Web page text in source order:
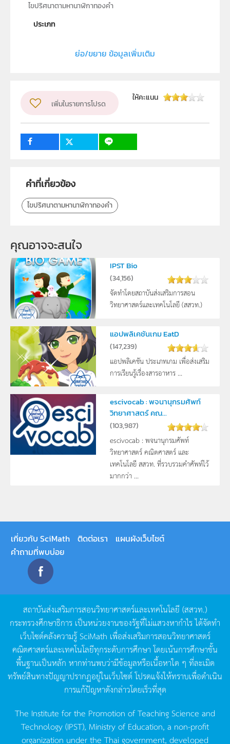
ไขปริศนาตามหานาฬิกาทองคำ
ประเภท
สถาบันส่งเสริมการสอนวิทยาศาสตร์และเทคโนโลยี
วิชา
คณิตศาสตร์
กลุ่มเป้าหมาย
ย่อ/ขยาย ข้อมูลเพิ่มเติม
เพิ่มในรายการโปรด
ให้คะแนน
คำที่เกี่ยวข้อง
ไขปริศนาตามหานาฬิกาทองคำ
คุณอาจจะสนใจ
IPST Bio
(34,156)
จัดทำโดยสถาบันส่งเสริมการสอน
วิทยาศาสตร์และเทคโนโลยี (สสวท.)
แอปพลิเคชันเกม EatD
(147,239)
แอปพลิเคชัน ประเภทเกม เพื่อส่งเสริม
การเรียนรู้เรื่องสารอาหาร ...
escivocab : พจนานุกรมศัพท์
วิทยาศาสตร์ คณ...
(103,987)
escivocab : พจนานุกรมศัพท์
วิทยาศาสตร์ คณิตศาสตร์ และ
เทคโนโลยี สสวท. ที่รวบรวมคำศัพท์ไว้
มากกว่า ...
เกี่ยวกับ SciMath ติดต่อเรา
แผนผังเว็บไซต์
คำถามที่พบบ่อย
สถาบันส่งเสริมการสอนวิทยาศาสตร์และเทคโนโลยี (สสวท.)
กระทรวงศึกษาธิการ เป็นหน่วยงานของรัฐที่ไม่แสวงหากำไรได้จัดทำ
เว็บไซต์คลังความรู้SciMath เพื่อส่งเสริมการสอนวิทยาศาสตร์
คณิตศาสตร์และเทคโนโลยีทุกระดับการศึกษา โดยเน้นการศึกษาขั้น
พื้นฐานเป็นหลัก หากท่านพบว่ามีข้อมูลหรือเนื้อหาใด ๆ ที่ละเมิด
ทรัพย์สินทางปัญญาปรากฏอยู่ในเว็บไซต์โปรดแจ้งให้ทราบเพื่อดำเนิน
การแก้ปัญหาดังกล่าวโดยเร็วที่สุด
The Institute for the Promotion of Teaching Science and
Technology (IPST), Ministry of Education, a non-profit
organization under the Thai government, developed